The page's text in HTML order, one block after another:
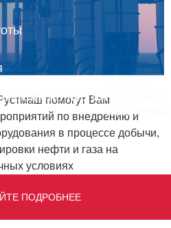
Металлургияполезных
помогут Вам
по внедрению и
в процессе добычи,
нефти и газа на
условиях
ПОДРОБНЕЕ